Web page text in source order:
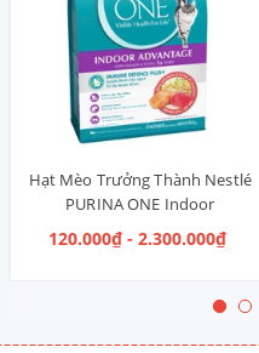
Hạt Mèo Trưởng Thành Nestlé
PURINA ONE Indoor
Advantage Salmon & Tuna [Vị
Cá Hồi & Cá Ngừ]
120.000₫ - 2.300.000₫